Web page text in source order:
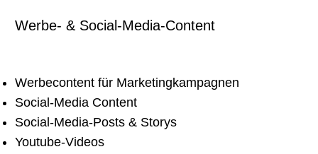
Werbecontent für Marketingkampagnen
Social-Media Content
Social-Media-Posts & Storys
Youtube-Videos
Werbe- & Social-Media-Content